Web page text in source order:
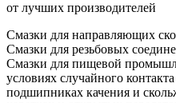
от лучших производителей
Смазки для направляющих
Смазки для резьбовых
Смазки для пищевой
условиях случайного
подшипниках качения и